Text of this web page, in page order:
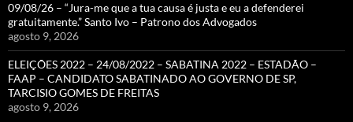
09/08/26 – “Jura-me que a tua causa é justa e eu a defenderei
gratuitamente.” Santo Ivo – Patrono dos Advogados
agosto 9, 2026
ELEIÇÕES 2022 – 24/08/2022 – SABATINA 2022 – ESTADÃO –
FAAP – CANDIDATO SABATINADO AO GOVERNO DE SP,
TARCISIO GOMES DE FREITAS
agosto 9, 2026